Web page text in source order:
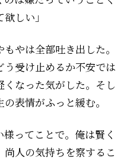
しい」
やは全部吐き出した。
う受け止めるか不安では
なった気がした。そし
表情がふっと緩む。
様ってことで。俺は賢く
人の気持ちを察するこ